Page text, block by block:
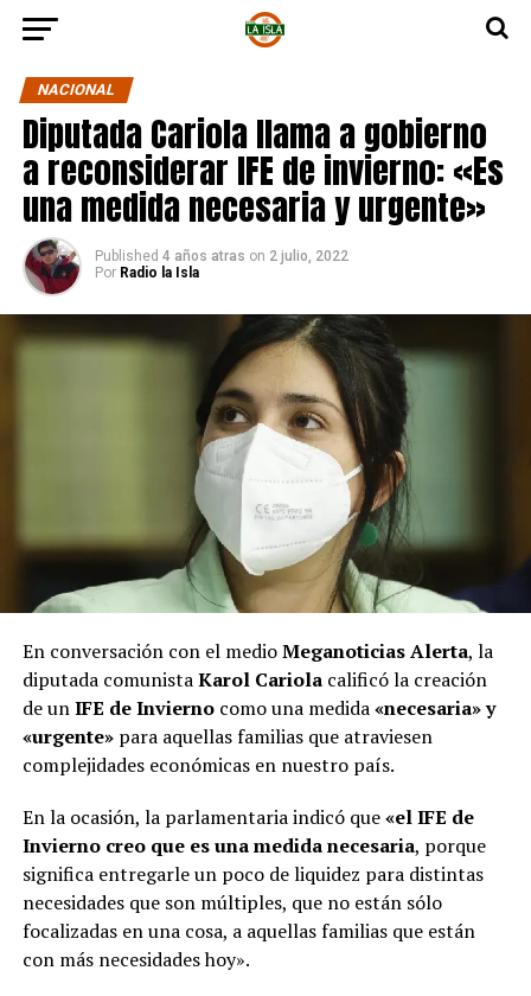
NACIONAL
Diputada Cariola llama a gobierno
a reconsiderar IFE de invierno: «Es
una medida necesaria y urgente»
Published 4 años atras on 2 julio, 2022
Por Radio la Isla
En conversación con el medioMeganoticias Alerta, la
diputada comunistaKarol Cariolacalificó la creación
de unIFE de Inviernocomo una medida«necesaria» y
«urgente»para aquellas familias que atraviesen
complejidades económicas en nuestro país.
En la ocasión, la parlamentaria indicó que«el IFE de
Invierno creo que es una medida necesaria, porque
significa entregarle un poco de liquidez para distintas
necesidades que son múltiples, que no están sólo
focalizadas en una cosa, a aquellas familias que están
con más necesidades hoy».